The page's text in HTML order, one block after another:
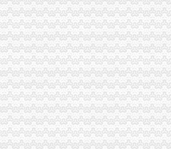
,公司变更,公司转让！】-鄞州钟公庙易
税？_搜狐财经_搜狐网
,代办一般纳税人公司,百集会计（查看）
网
莞58同城
司_志趣网
记账公司变更】-花都花都周边易登网
办注册黄埔一般纳税人公司_志趣网
城
喇叭网
】-上海58同城